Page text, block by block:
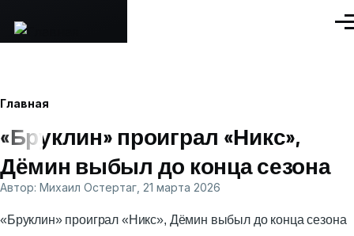
Строка
навигации
Главная
«Бруклин» проиграл «Никс»,
Дёмин выбыл до конца сезона
Автор: Михаил Остертаг , 21 марта 2026
«Бруклин» проиграл «Никс», Дёмин выбыл до конца сезона